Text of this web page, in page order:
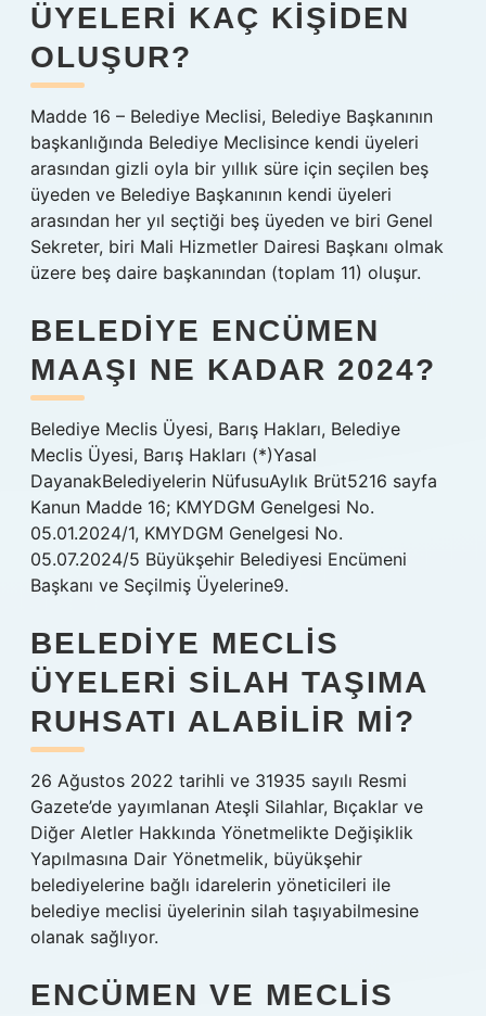
ÜYELERI KAÇ KIŞIDEN
OLUŞUR?
Madde 16 – Belediye Meclisi, Belediye Başkanının
başkanlığında Belediye Meclisince kendi üyeleri
arasından gizli oyla bir yıllık süre için seçilen beş
üyeden ve Belediye Başkanının kendi üyeleri
arasından her yıl seçtiği beş üyeden ve biri Genel
Sekreter, biri Mali Hizmetler Dairesi Başkanı olmak
üzere beş daire başkanından (toplam 11) oluşur.
BELEDIYE ENCÜMEN
MAAŞI NE KADAR 2024?
Belediye Meclis Üyesi, Barış Hakları, Belediye
Meclis Üyesi, Barış Hakları (*)Yasal
DayanakBelediyelerin NüfusuAylık Brüt5216 sayfa
Kanun Madde 16; KMYDGM Genelgesi No.
05.01.2024/1, KMYDGM Genelgesi No.
05.07.2024/5 Büyükşehir Belediyesi Encümeni
Başkanı ve Seçilmiş Üyelerine9.
BELEDIYE MECLIS
ÜYELERI SILAH TAŞIMA
RUHSATI ALABILIR MI?
26 Ağustos 2022 tarihli ve 31935 sayılı Resmi
Gazete’de yayımlanan Ateşli Silahlar, Bıçaklar ve
Diğer Aletler Hakkında Yönetmelikte Değişiklik
Yapılmasına Dair Yönetmelik, büyükşehir
belediyelerine bağlı idarelerin yöneticileri ile
belediye meclisi üyelerinin silah taşıyabilmesine
olanak sağlıyor.
ENCÜMEN VE MECLIS